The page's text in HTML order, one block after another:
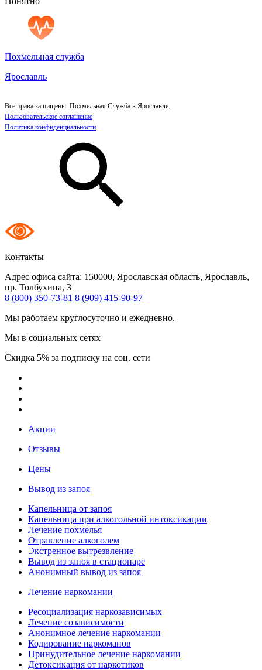
Похмельная служба
Ярославль
Все права защищены. Похмельная Служба в Ярославле.
Пользовательское соглашение
Политика конфиденциальности
Контакты
Адрес офиса сайта: 150000, Ярославская область, Ярославль,
пр. Толбухина, 3
8 (800) 350-73-81 8 (909) 415-90-97
Мы работаем круглосуточно и ежедневно.
Мы в социальных сетях
Скидка 5% за подписку на соц. сети
Акции
Отзывы
Цены
Вывод из запоя
Капельница от запоя
Капельница при алкогольной интоксикации
Лечение похмелья
Отравление алкоголем
Экстренное вытрезвление
Вывод из запоя в стационаре
Анонимный вывод из запоя
Лечение наркомании
Ресоциализация наркозависимых
Лечение созависимости
Анонимное лечение наркомании
Кодирование наркоманов
Принудительное лечение наркомании
Детоксикация от наркотиков